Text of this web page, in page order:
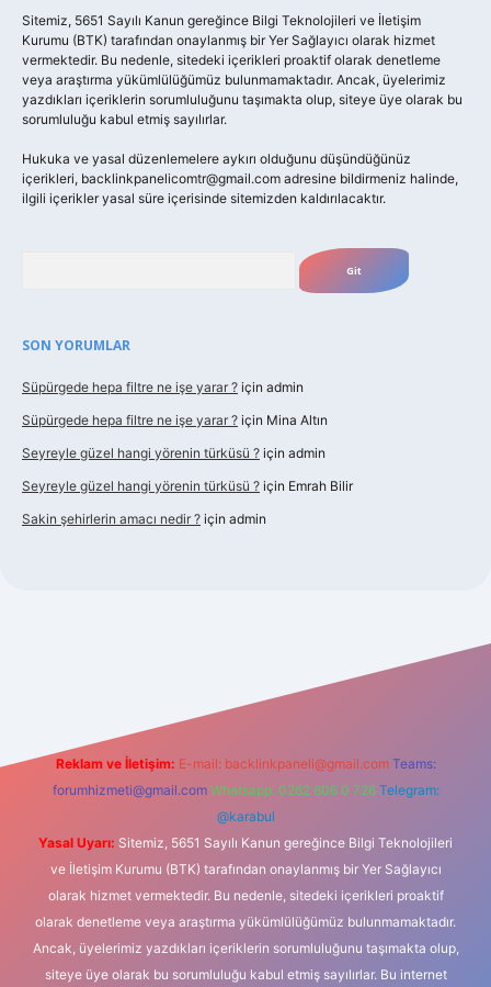
Sitemiz, 5651 Sayılı Kanun gereğince Bilgi Teknolojileri ve İletişim
Kurumu (BTK) tarafından onaylanmış bir Yer Sağlayıcı olarak hizmet
vermektedir. Bu nedenle, sitedeki içerikleri proaktif olarak denetleme
veya araştırma yükümlülüğümüz bulunmamaktadır. Ancak, üyelerimiz
yazdıkları içeriklerin sorumluluğunu taşımakta olup, siteye üye olarak bu
sorumluluğu kabul etmiş sayılırlar.
Hukuka ve yasal düzenlemelere aykırı olduğunu düşündüğünüz
içerikleri, backlinkpanelicomtr@gmail.com adresine bildirmeniz halinde,
ilgili içerikler yasal süre içerisinde sitemizden kaldırılacaktır.
SON YORUMLAR
Süpürgede hepa filtre ne işe yarar ? için admin
Süpürgede hepa filtre ne işe yarar ? için Mina Altın
Seyreyle güzel hangi yörenin türküsü ? için admin
Seyreyle güzel hangi yörenin türküsü ? için Emrah Bilir
Sakin şehirlerin amacı nedir ? için admin
Reklam ve İletişim: E-mail: backlinkpaneli@gmail.com Teams:
forumhizmeti@gmail.com Whatsapp: 0262 606 0 726 Telegram:
@karabul
Yasal Uyarı: Sitemiz, 5651 Sayılı Kanun gereğince Bilgi Teknolojileri
ve İletişim Kurumu (BTK) tarafından onaylanmış bir Yer Sağlayıcı
olarak hizmet vermektedir. Bu nedenle, sitedeki içerikleri proaktif
olarak denetleme veya araştırma yükümlülüğümüz bulunmamaktadır.
Ancak, üyelerimiz yazdıkları içeriklerin sorumluluğunu taşımakta olup,
siteye üye olarak bu sorumluluğu kabul etmiş sayılırlar. Bu internet